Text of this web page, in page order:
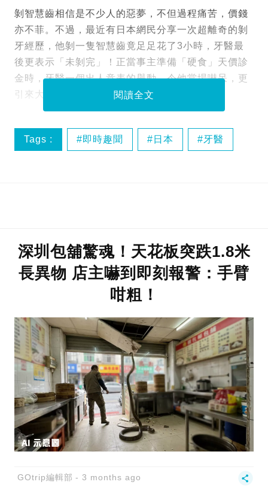
剝智慧齒相信是不少人的惡夢，不但過程痛苦，價錢
亦不菲。不過，最近有日本網民分享一次超離奇的剝
牙經歷，他剝一隻智慧齒竟足足花了3小時，牙醫最
後更表示「未剝完」！正當事主準備「硬食」天價診
金時，牙醫一個出人意表的舉動，令他當場嚇呆，更
引來大批網民洗版熱議！閱讀全文
Tags : 即時趣聞 日本 牙醫
深圳包舖驚魂！天花板突跌1.8米
長異物 店主嚇到即刻報警：手臂
咁粗！
GOtrip編輯部 3 months ago